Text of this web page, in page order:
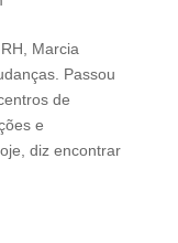
Marcia
Passou
de
e
diz encontrar